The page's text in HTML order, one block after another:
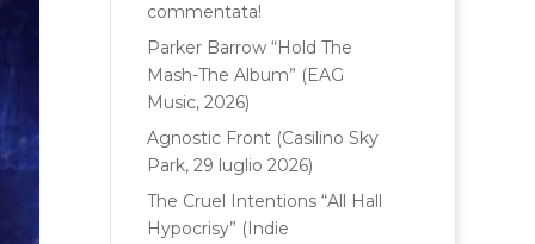
commentata!
Parker Barrow “Hold The
Mash-The Album” (EAG
Music, 2026)
Agnostic Front (Casilino Sky
Park, 29 luglio 2026)
The Cruel Intentions “All Hall
Hypocrisy” (Indie